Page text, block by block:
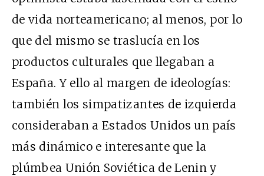
de vida norteamericano; al menos, por lo
que del mismo se traslucía en los
productos culturales que llegaban a
España. Y ello al margen de ideologías:
también los simpatizantes de izquierda
consideraban a Estados Unidos un país
más dinámico e interesante que la
plúmbea Unión Soviética de Lenin y